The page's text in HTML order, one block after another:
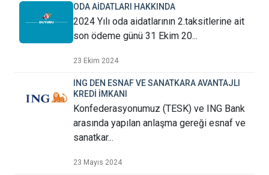
ODA AİDATLARI HAKKINDA
2024 Yılı oda aidatlarının 2.taksitlerine ait
son ödeme günü 31 Ekim 20...
23 Ekim 2024
ING DEN ESNAF VE SANATKARA AVANTAJLI
KREDİ İMKANI
Konfederasyonumuz (TESK) ve ING Bank
arasında yapılan anlaşma gereği esnaf ve
sanatkar...
23 Mayıs 2024